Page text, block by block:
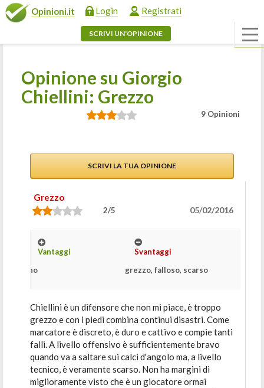
Opinioni.it Login Registrati
SCRIVI UN'OPINIONE
Opinione su Giorgio
Chiellini: Grezzo
9 Opinioni
SCRIVI LA TUA OPINIONE
Grezzo
2/5 05/02/2016
Vantaggi
no
Svantaggi
grezzo, falloso, scarso
Chiellini è un difensore che non mi piace, è troppo
grezzo e con i piedi combina continui disastri. Come
marcatore è discreto, è duro e cattivo e compie tanti
falli. A livello offensivo è sufficientemente bravo
quando va a saltare sui calci d'angolo ma, a livello
tecnico, è veramente scarso. Non ha margini di
miglioramente visto che è un giocatore ormai